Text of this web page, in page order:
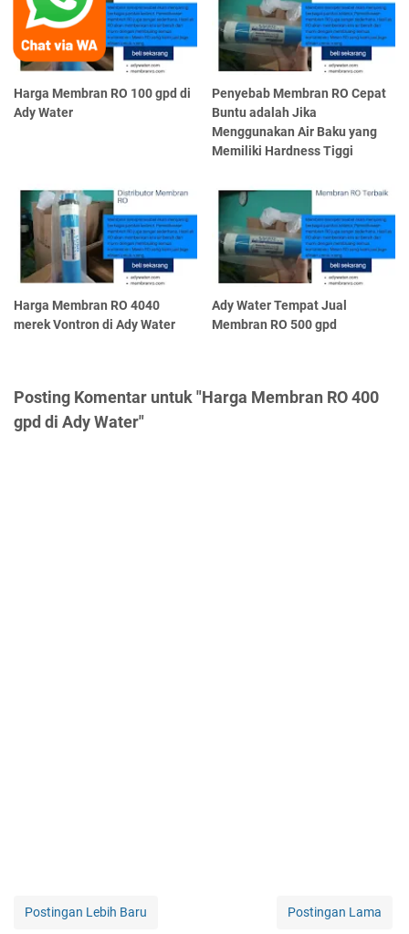
Harga Membran RO 100 gpd di
Ady Water
Penyebab Membran RO Cepat
Buntu adalah Jika
Menggunakan Air Baku yang
Memiliki Hardness Tiggi
Harga Membran RO 4040
merek Vontron di Ady Water
Ady Water Tempat Jual
Membran RO 500 gpd
Posting Komentar untuk "Harga Membran RO 400
gpd di Ady Water"
Postingan Lebih Baru Postingan Lama